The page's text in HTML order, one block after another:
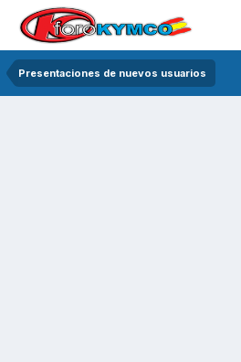
Presentaciones de nuevos usuarios